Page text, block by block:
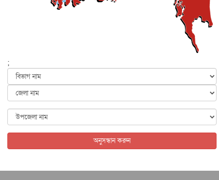
জাতীয় ৫ আগস্ট, ২০২৬
হরমুজ নিয়ে ইরান-মার্কিন চুক্তি হতে পারে আজ : মার্কিন অর্থমন...
৫ আগস্ট, ২০২৬
পৃথিবীর দিকে আসছে বিধ্বংসী বস্তু, পারমাণবিক বোমা দিয়ে করা
আন্তর্জাতিক ৫ আগস্ট, ২০২৬
কেনিয়ায় ১৫ হাতির রহস্যজনক মৃত্যু, সন্দেহের মুখে কীটনাশকের
আন্তর্জাতিক ৫ আগস্ট, ২০২৬
;
অনুসন্ধান করুন